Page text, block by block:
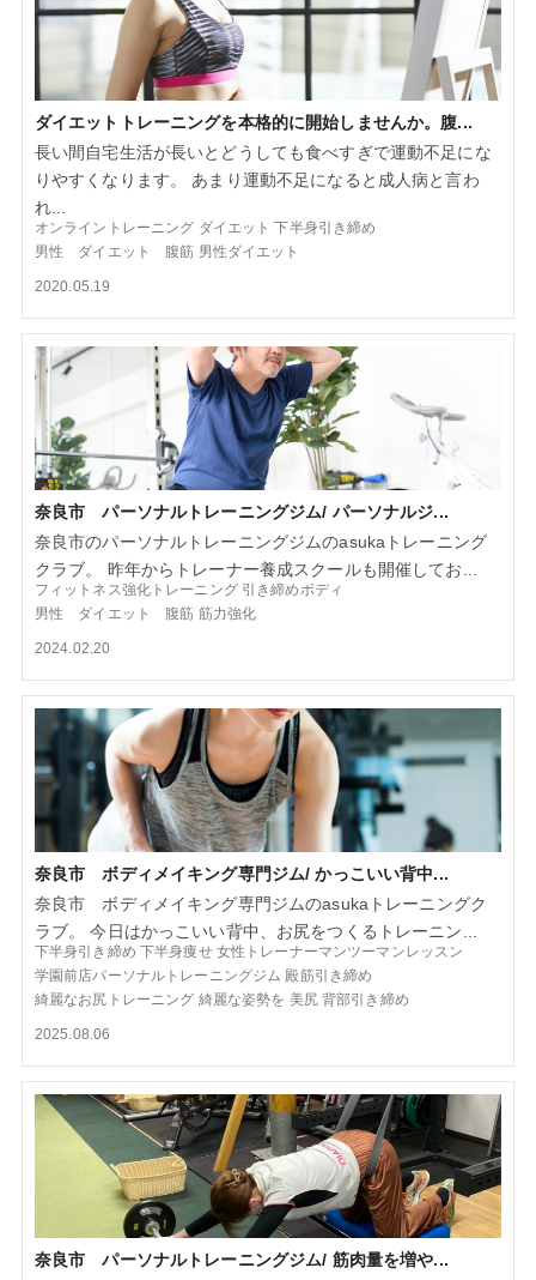
ダイエットトレーニングを本格的に開始しませんか。腹...
長い間自宅生活が長いとどうしても食べすぎで運動不足にな
りやすくなります。 あまり運動不足になると成人病と言わ
れ...
オンライントレーニング ダイエット 下半身引き締め
男性 ダイエット 腹筋 男性ダイエット
2020.05.19
奈良市 パーソナルトレーニングジム/ パーソナルジ...
奈良市のパーソナルトレーニングジムのasukaトレーニング
クラブ。 昨年からトレーナー養成スクールも開催してお...
フィットネス強化トレーニング 引き締めボディ
男性 ダイエット 腹筋 筋力強化
2024.02.20
奈良市 ボディメイキング専門ジム/ かっこいい背中...
奈良市 ボディメイキング専門ジムのasukaトレーニングク
ラブ。 今日はかっこいい背中、お尻をつくるトレーニン...
下半身引き締め 下半身痩せ 女性トレーナーマンツーマンレッスン
学園前店パーソナルトレーニングジム 殿筋引き締め
綺麗なお尻トレーニング 綺麗な姿勢を 美尻 背部引き締め
2025.08.06
奈良市 パーソナルトレーニングジム/ 筋肉量を増や...